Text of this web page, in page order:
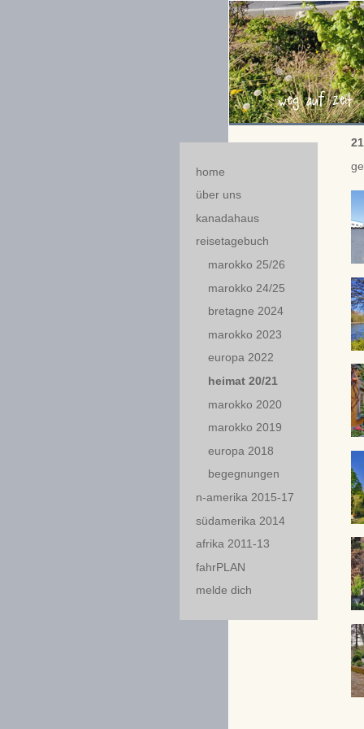
home
über uns
kanadahaus
reisetagebuch
marokko 25/26
marokko 24/25
bretagne 2024
marokko 2023
europa 2022
heimat 20/21
marokko 2020
marokko 2019
europa 2018
begegnungen
n-amerika 2015-17
südamerika 2014
afrika 2011-13
fahrPLAN
melde dich